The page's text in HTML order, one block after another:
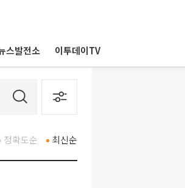
스발전소 이투데이TV
최신순
정확도순